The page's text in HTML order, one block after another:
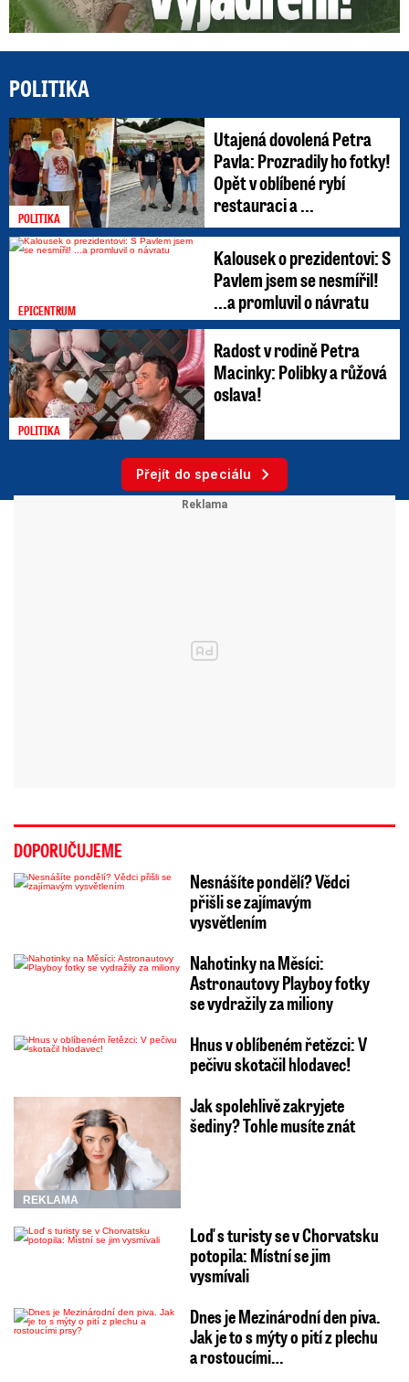
POLITIKA
POLITIKA
Utajená dovolená Petra
Pavla: Prozradily ho fotky!
Opět v oblíbené rybí
restauraci a ...
EPICENTRUM
Kalousek o prezidentovi: S
Pavlem jsem se nesmířil!
...a promluvil o návratu
POLITIKA
Radost v rodině Petra
Macinky: Polibky a růžová
oslava!
Přejít do speciálu
DOPORUČUJEME
Nesnášíte pondělí? Vědci
přišli se zajímavým
vysvětlením
Nahotinky na Měsíci:
Astronautovy Playboy fotky
se vydražily za miliony
Hnus v oblíbeném řetězci: V
pečivu skotačil hlodavec!
REKLAMA
Jak spolehlivě zakryjete
šediny? Tohle musíte znát
Loď s turisty se v Chorvatsku
potopila: Místní se jim
vysmívali
Dnes je Mezinárodní den piva.
Jak je to s mýty o pití z plechu
a rostoucími…